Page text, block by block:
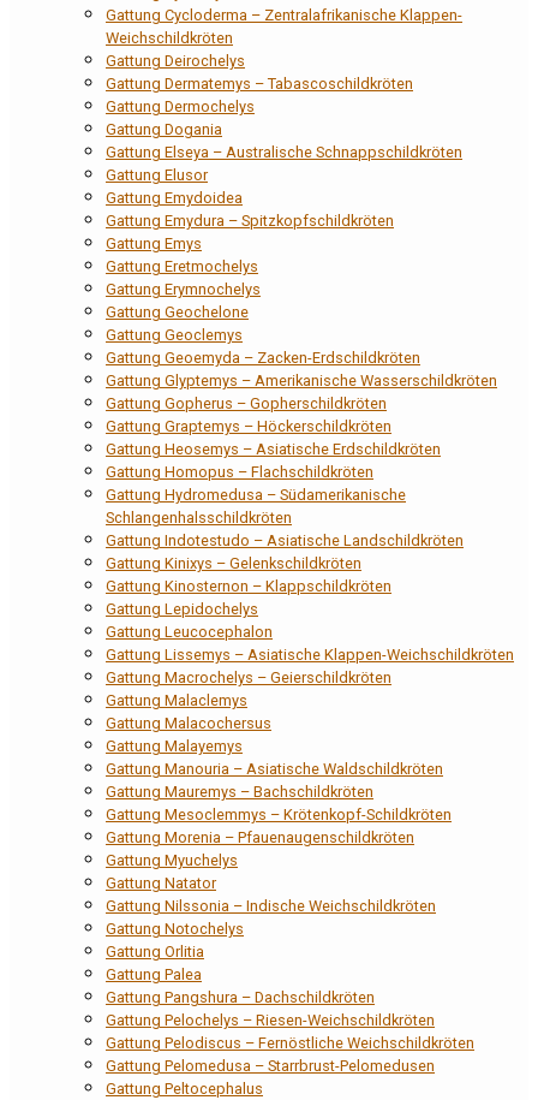
Gattung Cycloderma – Zentralafrikanische Klappen-
Weichschildkröten
Gattung Deirochelys
Gattung Dermatemys – Tabascoschildkröten
Gattung Dermochelys
Gattung Dogania
Gattung Elseya – Australische Schnappschildkröten
Gattung Elusor
Gattung Emydoidea
Gattung Emydura – Spitzkopfschildkröten
Gattung Emys
Gattung Eretmochelys
Gattung Erymnochelys
Gattung Geochelone
Gattung Geoclemys
Gattung Geoemyda – Zacken-Erdschildkröten
Gattung Glyptemys – Amerikanische Wasserschildkröten
Gattung Gopherus – Gopherschildkröten
Gattung Graptemys – Höckerschildkröten
Gattung Heosemys – Asiatische Erdschildkröten
Gattung Homopus – Flachschildkröten
Gattung Hydromedusa – Südamerikanische
Schlangenhalsschildkröten
Gattung Indotestudo – Asiatische Landschildkröten
Gattung Kinixys – Gelenkschildkröten
Gattung Kinosternon – Klappschildkröten
Gattung Lepidochelys
Gattung Leucocephalon
Gattung Lissemys – Asiatische Klappen-Weichschildkröten
Gattung Macrochelys – Geierschildkröten
Gattung Malaclemys
Gattung Malacochersus
Gattung Malayemys
Gattung Manouria – Asiatische Waldschildkröten
Gattung Mauremys – Bachschildkröten
Gattung Mesoclemmys – Krötenkopf-Schildkröten
Gattung Morenia – Pfauenaugenschildkröten
Gattung Myuchelys
Gattung Natator
Gattung Nilssonia – Indische Weichschildkröten
Gattung Notochelys
Gattung Orlitia
Gattung Palea
Gattung Pangshura – Dachschildkröten
Gattung Pelochelys – Riesen-Weichschildkröten
Gattung Pelodiscus – Fernöstliche Weichschildkröten
Gattung Pelomedusa – Starrbrust-Pelomedusen
Gattung Peltocephalus